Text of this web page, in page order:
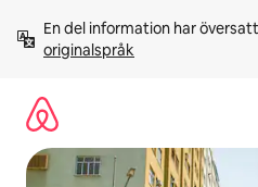
innehåll
En del information har
originalspråk